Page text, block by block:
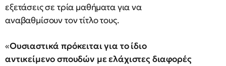
εξετάσεις σε τρία μαθήματα για να
αναβαθμίσουν τον τίτλο τους.
«Ουσιαστικά πρόκειται για το ίδιο
αντικείμενο σπουδών με ελάχιστες διαφορές